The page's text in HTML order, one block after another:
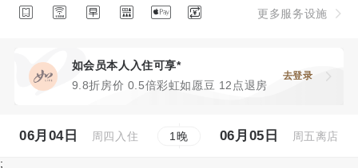
      更多服务设施
如会员本人入住可享*
9.8折房价 0.5倍彩虹如愿豆 12点退房
去登录
06月04日 周四入住 1晚 06月05日 周五离店
;